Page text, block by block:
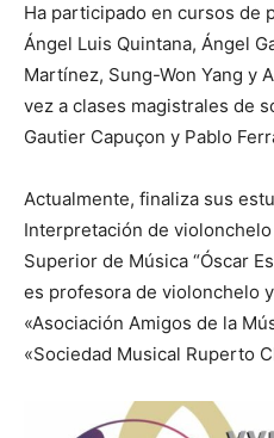
Ha participado en cursos de
Ángel Luis Quintana, Ángel
Martínez, Sung-Won Yang y
vez a clases magistrales de
Gautier Capuçon y Pablo
Actualmente, finaliza sus
Interpretación de
Superior de Música “Óscar
es profesora de violonchelo
«Asociación Amigos de la
«Sociedad Musical Ruperto